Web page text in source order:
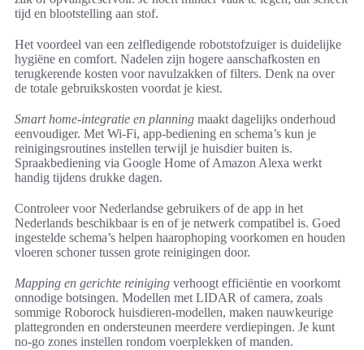
tijd en blootstelling aan stof.
Het voordeel van een zelfledigende robotstofzuiger is duidelijke
hygiëne en comfort. Nadelen zijn hogere aanschafkosten en
terugkerende kosten voor navulzakken of filters. Denk na over
de totale gebruikskosten voordat je kiest.
Smart home-integratie en planning maakt dagelijks onderhoud
eenvoudiger. Met Wi‑Fi, app‑bediening en schema’s kun je
reinigingsroutines instellen terwijl je huisdier buiten is.
Spraakbediening via Google Home of Amazon Alexa werkt
handig tijdens drukke dagen.
Controleer voor Nederlandse gebruikers of de app in het
Nederlands beschikbaar is en of je netwerk compatibel is. Goed
ingestelde schema’s helpen haarophoping voorkomen en houden
vloeren schoner tussen grote reinigingen door.
Mapping en gerichte reiniging verhoogt efficiëntie en voorkomt
onnodige botsingen. Modellen met LIDAR of camera, zoals
sommige Roborock huisdieren‑modellen, maken nauwkeurige
plattegronden en ondersteunen meerdere verdiepingen. Je kunt
no‑go zones instellen rondom voerplekken of manden.